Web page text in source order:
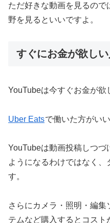
ただ好きな動画を見るの
野を見るといいですよ。
すぐにお金が欲し
YouTubeは今すぐお金が欲
Uber Eatsで働いた方がいい
YouTubeは動画投稿しつづ
ようになるわけではなく、
す。
さらにカメラ・照明・編集
テムなど購入するとコスト